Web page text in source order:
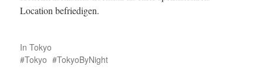
Location befriedigen.
In Tokyo
Tokyo
TokyoByNight